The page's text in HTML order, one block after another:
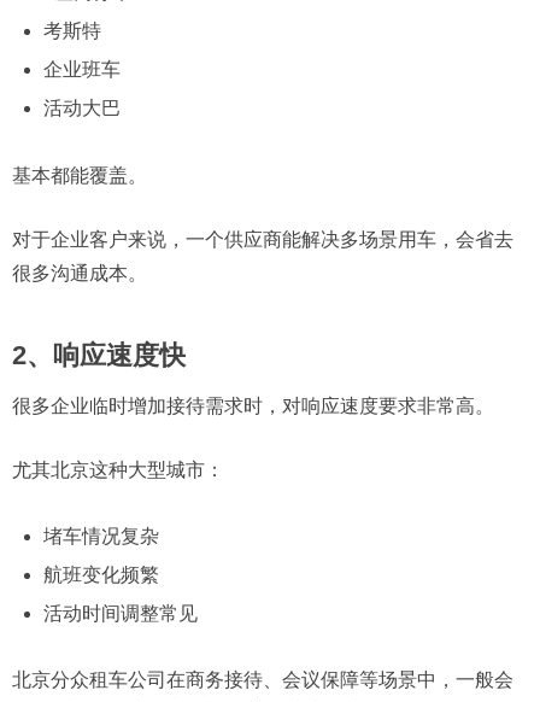
考斯特
企业班车
活动大巴
基本都能覆盖。
对于企业客户来说，一个供应商能解决多场景用车，会省去
很多沟通成本。
2、响应速度快
很多企业临时增加接待需求时，对响应速度要求非常高。
尤其北京这种大型城市：
堵车情况复杂
航班变化频繁
活动时间调整常见
北京分众租车公司在商务接待、会议保障等场景中，一般会